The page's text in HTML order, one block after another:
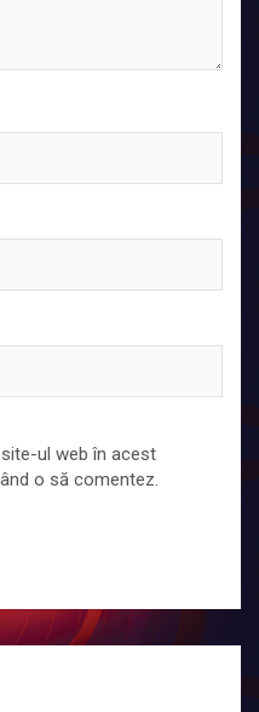
ul web în acest
o să comentez.